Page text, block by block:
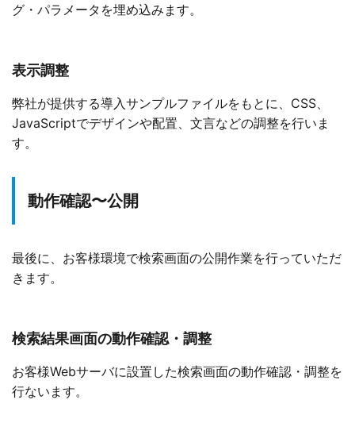
グ・パラメータを埋め込みます。
表示調整
弊社が提供する導入サンプルファイルをもとに、CSS、
JavaScriptでデザインや配置、文言などの調整を行いま
す。
動作確認〜公開
最後に、お客様環境で検索画面の公開作業を行っていただ
きます。
検索結果画面の動作確認・調整
お客様Webサーバに設置した検索画面の動作確認・調整を
行ないます。